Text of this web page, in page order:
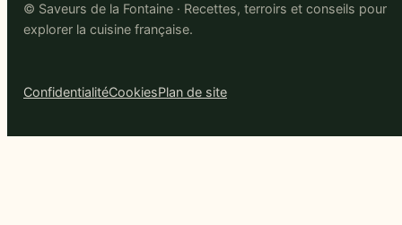
© Saveurs de la Fontaine · Recettes, terroirs et conseils pour
explorer la cuisine française.
ConfidentialitéCookiesPlan de site